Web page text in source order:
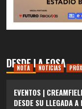
DESDE LA FOSA
NOTA NOTICIAS
EVENTOS |
DESDE SU LLEGADA